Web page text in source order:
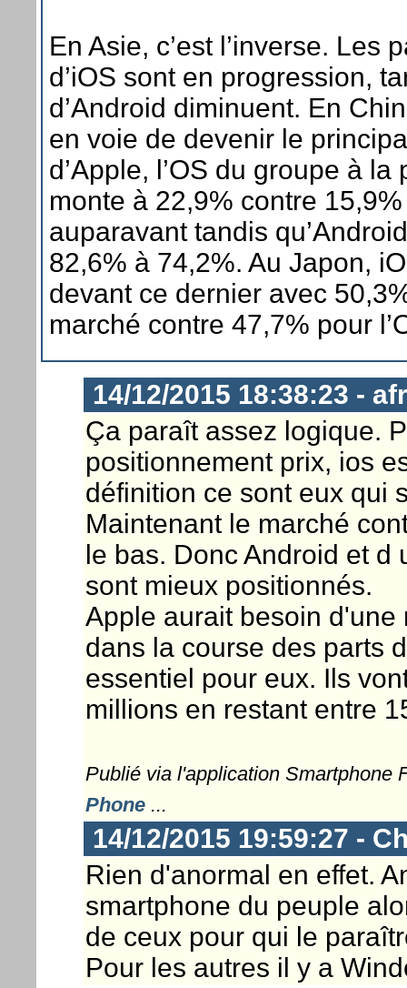
En Asie, c’est l’inverse. Les
d’iOS sont en progression,
d’Android diminuent. En
en voie de devenir le
d’Apple, l’OS du groupe à la
monte à 22,9% contre
auparavant tandis
82,6% à 74,2%. Au Japon,
devant ce dernier avec
marché contre 47,7% pour
14/12/2015 18:38:23 -
Ça paraît assez logique.
positionnement prix, ios
définition ce sont eux qui
Maintenant le marché
le bas. Donc Android et d
sont mieux positionnés.
Apple aurait besoin
dans la course des parts
essentiel pour eux. Ils
millions en restant entre
Publié via l'application Smartphone
Phone...
14/12/2015 19:59:27 -
Rien d'anormal en effet.
smartphone du peuple
de ceux pour qui le
Pour les autres il y a